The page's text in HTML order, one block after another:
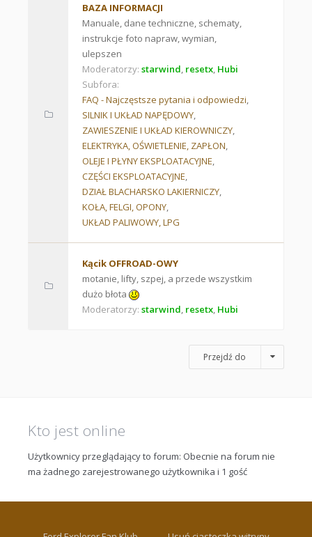
BAZA INFORMACJI
Manuale, dane techniczne, schematy,
instrukcje foto napraw, wymian,
ulepszen
Moderatorzy: starwind, resetx, Hubi
Subfora:
FAQ - Najczęstsze pytania i odpowiedzi,
SILNIK I UKŁAD NAPĘDOWY,
ZAWIESZENIE I UKŁAD KIEROWNICZY,
ELEKTRYKA, OŚWIETLENIE, ZAPŁON,
OLEJE I PŁYNY EKSPLOATACYJNE,
CZĘŚCI EKSPLOATACYJNE,
DZIAŁ BLACHARSKO LAKIERNICZY,
KOŁA, FELGI, OPONY,
UKŁAD PALIWOWY, LPG
Kącik OFFROAD-OWY
motanie, lifty, szpej, a przede wszystkim
dużo błota
Moderatorzy: starwind, resetx, Hubi
Przejdź do
Kto jest online
Użytkownicy przeglądający to forum: Obecnie na forum nie
ma żadnego zarejestrowanego użytkownika i 1 gość